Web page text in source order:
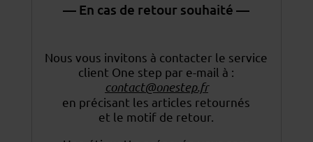
— En cas de retour souhaité —
Nous vous invitons à contacter le service
client One step par e-mail à :
contact@onestep.fr
en précisant les articles retournés
et le motif de retour.